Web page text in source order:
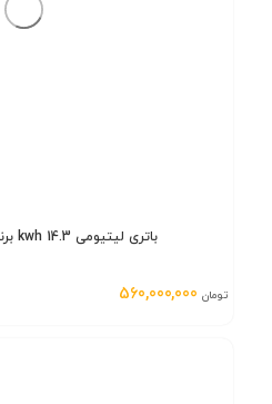
باتری لیتیومی 14.3 kwh برند داینس | Dyness
تومان